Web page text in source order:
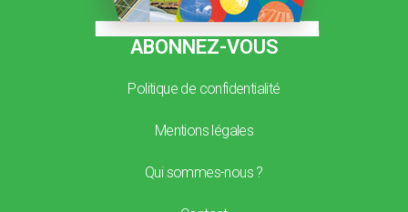
ABONNEZ-VOUS
Politique de confidentialité
Mentions légales
Qui sommes-nous ?